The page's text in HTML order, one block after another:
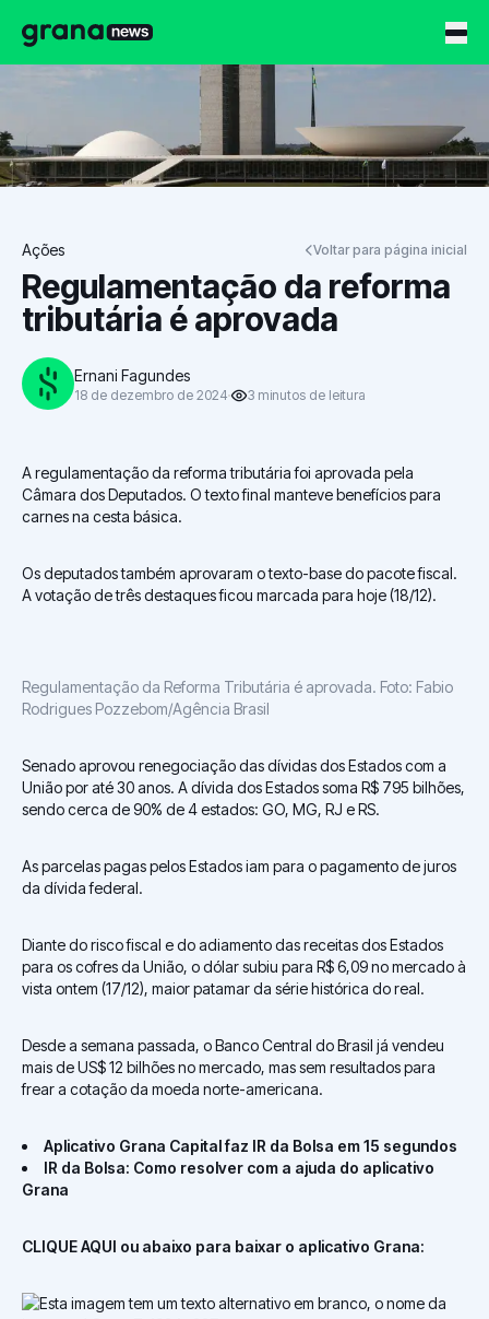
Grana News
Ações Voltar para página inicial
Regulamentação da reforma
tributária é aprovada
Ernani Fagundes
18 de dezembro de 2024 3 minutos de leitura
A regulamentação da reforma tributária foi aprovada pela
Câmara dos Deputados. O texto final manteve benefícios para
carnes na cesta básica.
Os deputados também aprovaram o texto-base do pacote fiscal.
A votação de três destaques ficou marcada para hoje (18/12).
Regulamentação da Reforma Tributária é aprovada. Foto: Fabio
Rodrigues Pozzebom/Agência Brasil
Senado aprovou renegociação das dívidas dos Estados com a
União por até 30 anos. A dívida dos Estados soma R$ 795 bilhões,
sendo cerca de 90% de 4 estados: GO, MG, RJ e RS.
As parcelas pagas pelos Estados iam para o pagamento de juros
da dívida federal.
Diante do risco fiscal e do adiamento das receitas dos Estados
para os cofres da União, o dólar subiu para R$ 6,09 no mercado à
vista ontem (17/12), maior patamar da série histórica do real.
Desde a semana passada, o Banco Central do Brasil já vendeu
mais de US$ 12 bilhões no mercado, mas sem resultados para
frear a cotação da moeda norte-americana.
Aplicativo Grana Capital faz IR da Bolsa em 15 segundos
IR da Bolsa: Como resolver com a ajuda do aplicativo
Grana
CLIQUE AQUI ou abaixo para baixar o aplicativo Grana: